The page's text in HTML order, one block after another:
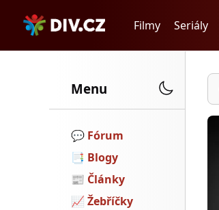
Filmy Seriály
Menu
💬️ Fórum
📑 Blogy
📰 Články
📈 Žebříčky